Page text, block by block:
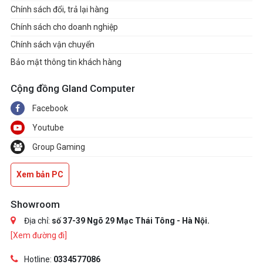
Chính sách đổi, trả lại hàng
Chính sách cho doanh nghiệp
Chính sách vận chuyển
Bảo mật thông tin khách hàng
Cộng đồng Gland Computer
Facebook
Youtube
Group Gaming
Xem bản PC
Showroom
Địa chỉ: số 37-39 Ngõ 29 Mạc Thái Tông - Hà Nội.
[Xem đường đi]
Hotline: 0334577086